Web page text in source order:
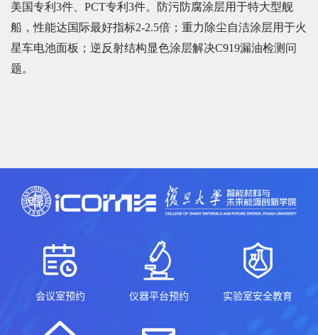
美国专利3件、PCT专利3件。防污防腐涂层用于特大型舰
船，性能达国际最好指标2-2.5倍；重力除尘自洁涂层用于火
星车电池面板；逆反射结构显色涂层解决C919漏油检测问
题。
会议室预约 仪器平台预约 实验室安全教育